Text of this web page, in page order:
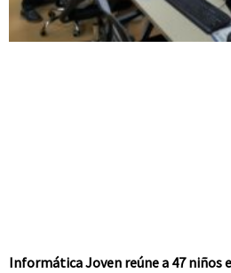
Informática Joven reúne a 47 niños